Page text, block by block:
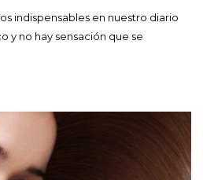
indispensables en nuestro diario
y no hay sensación que se